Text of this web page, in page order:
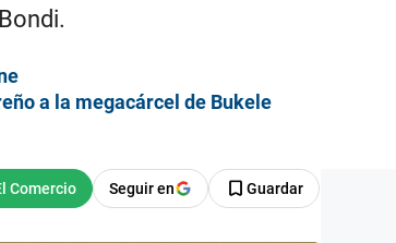
a la megacárcel de Bukele
Seguir en Guardar